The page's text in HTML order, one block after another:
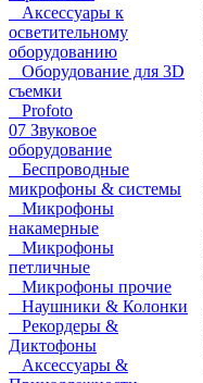
Аксессуары к
осветительному
оборудованию
Оборудование для 3D
съемки
Profoto
07 Звуковое
оборудование
Беспроводные
микрофоны & системы
Микрофоны
накамерные
Микрофоны
петличные
Микрофоны прочие
Наушники & Колонки
Рекордеры &
Диктофоны
Аксессуары &